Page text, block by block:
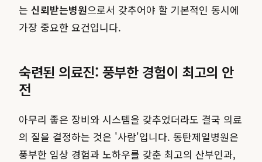
는 신뢰받는병원으로서 갖추어야 할 기본적인 동시에
가장 중요한 요건입니다.
숙련된 의료진: 풍부한 경험이 최고의 안
전
아무리 좋은 장비와 시스템을 갖추었더라도 결국 의료
의 질을 결정하는 것은 '사람'입니다. 동탄제일병원은
풍부한 임상 경험과 노하우를 갖춘 최고의 산부인과,